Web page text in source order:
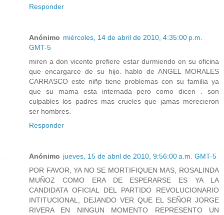
Responder
Anónimo miércoles, 14 de abril de 2010, 4:35:00 p.m.
GMT-5
miren a don vicente prefiere estar durmiendo en su oficina
que encargarce de su hijo. hablo de ANGEL MORALES
CARRASCO este niñp tiene problemas con su familia ya
que su mama esta internada pero como dicen . son
culpables los padres mas crueles que jamas merecieron
ser hombres.
Responder
Anónimo jueves, 15 de abril de 2010, 9:56:00 a.m. GMT-5
POR FAVOR, YA NO SE MORTIFIQUEN MAS, ROSALINDA
MUÑOZ COMO ERA DE ESPERARSE ES YA LA
CANDIDATA OFICIAL DEL PARTIDO REVOLUCIONARIO
INTITUCIONAL, DEJANDO VER QUE EL SEÑOR JORGE
RIVERA EN NINGUN MOMENTO REPRESENTO UN